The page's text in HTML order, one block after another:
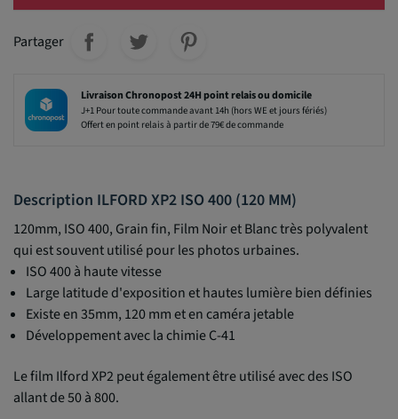
Partager
Livraison Chronopost 24H point relais ou domicile
J+1 Pour toute commande avant 14h (hors WE et jours fériés)
Offert en point relais à partir de 79€ de commande
Description ILFORD XP2 ISO 400 (120 MM)
120mm, ISO 400, Grain fin, Film Noir et Blanc très polyvalent
qui est souvent utilisé pour les photos urbaines.
ISO 400 à haute vitesse
Large latitude d'exposition et hautes lumière bien définies
Existe en 35mm, 120 mm et en caméra jetable
Développement avec la chimie C-41
Le film Ilford XP2 peut également être utilisé avec des ISO
allant de 50 à 800.